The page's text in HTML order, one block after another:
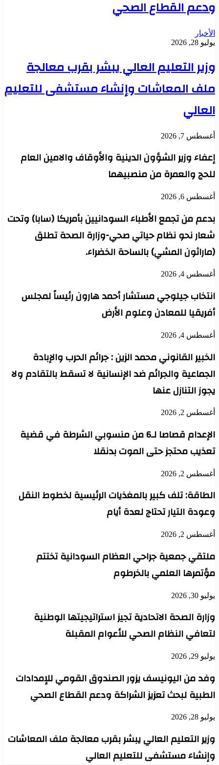
ودعم القطاع الصحي
الأخبار
يوليو 28, 2026
وزير التعليم العالي يبشر بقرب معالجة
ملف المعاشات وإنشاء مستشفى للتعليم
العالي
أغسطس 7, 2026
إعفاء وزير الشؤون الدينية والأوقاف والامين العام
للحج والعمرة من منصبيهما
أغسطس 6, 2026
بدعم من تجمع الأطباء السودانيين بأمريكا (سابا) وتحت
شعار نحو نظام حياتي صحي-وزارة الصحة تطلق
(ماراثون المشي) بالساحة الخضراء.
أغسطس 4, 2026
انتخاب جيلوجي مستشار أحمد هارون رئيساً لمجلس
أفريقيا للمعادن وعلوم الأرض
أغسطس 4, 2026
الخبير القانوني محمد الزين : جرائم الحرب والإبادة
الجماعية والجرائم ضد الإنسانية لا تسقط بالتقادم ولا
يجوز التنازل عنها
أغسطس 2, 2026
الإعدام قصاصا لـ6 من منسوبي الشرطة في قضية
تعذيب محتجز حتى الموت بدنقلا
أغسطس 2, 2026
الطاقة: تلف كبير بالمغذيات الرئيسية لخطوط النقل
وعودة التيار تحتاج لعدة أيام
أغسطس 2, 2026
ملتقي جمعية جراحي العظام السودانية تختتم
مؤتمرها العلمي بالخرطوم
يوليو 30, 2026
وزارة الصحة الاتحادية تجيز استراتيجيتها الوطنية
لتعافي النظام الصحي للأعوام المقبلة
يوليو 29, 2026
وفد من اليونيسف يزور الصندوق القومي للإمدادات
الطبية لبحث تعزيز الشراكة ودعم القطاع الصحي
يوليو 28, 2026
وزير التعليم العالي يبشر بقرب معالجة ملف المعاشات
وإنشاء مستشفى للتعليم العالي